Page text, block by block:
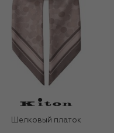
Шелковый платок